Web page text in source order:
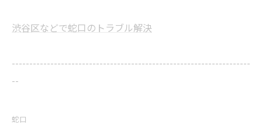
渋谷区などで蛇口のトラブル解決
--------------------------------------------------------------------
--
蛇口